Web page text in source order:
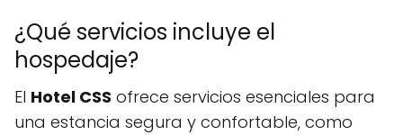
¿Qué servicios incluye el
hospedaje?
El Hotel CSS ofrece servicios esenciales para
una estancia segura y confortable, como